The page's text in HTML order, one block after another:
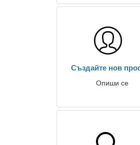
Създайте нов
Опиши се